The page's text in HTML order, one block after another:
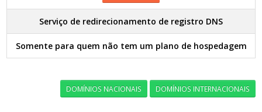
Serviço de redirecionamento de registro DNS
Somente para quem não tem um plano de hospedagem
DOMÍNIOS NACIONAIS DOMÍNIOS INTERNACIONAIS